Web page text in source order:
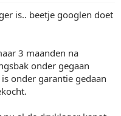
is.. beetje googlen doet
3 maanden na
onder gegaan
onder garantie gedaan